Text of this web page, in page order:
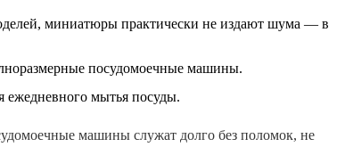
миниатюры практически не издают шума — в
посудомоечные машины.
ежедневного мытья посуды.
машины служат долго без поломок, не